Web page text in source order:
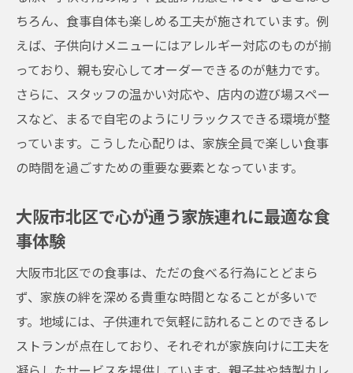
すすめスポット
親子で訪れたい大阪市北区の子供用設備充実レ
ストラン
子供用設備が整った大阪市北区のレストラ
ン選び
大阪市北区で親子一緒に楽しめる充実設備
の店
ミリーダイニング
お店
親子連れに人気！設備が充実した大阪市北
区のレストラン
大阪市北区の親子で訪れたい設備充実ダイ
ちろん、食事自体も楽しめる工夫が施されています。例
えば、子供向けメニューにはアレルギー対応のものが揃
っており、親も安心してオーダーできるのが魅力です。
さらに、スタッフの温かい対応や、店内の遊び場スペー
スなど、まるで自宅のようにリラックスできる環境が整
っています。こうした心配りは、家族全員で楽しい食事
の時間を過ごすための重要な要素となっています。
大阪市北区で心が通う家族連れに最適な食
事体験
大阪市北区での食事は、ただの食べる行為にとどまら
ず、家族の絆を深める貴重な時間となることが多いで
す。地域には、子供連れで気軽に訪れることのできるレ
ストランが点在しており、それぞれが家族向けに工夫を